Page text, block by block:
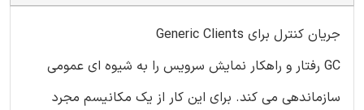
جریان کنترل برای Generic Clients
GC رفتار و راهکار نمایش سرویس را به شیوه ای عمومی
سازماندهی می کند. برای این کار از یک مکانیسم مجرد